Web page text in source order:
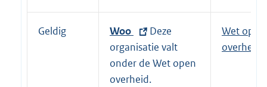
e
l
Geldig
E
x
t
e
Woo
Deze
organisatie valt
onder de Wet open
overheid.
Wet open
overheid